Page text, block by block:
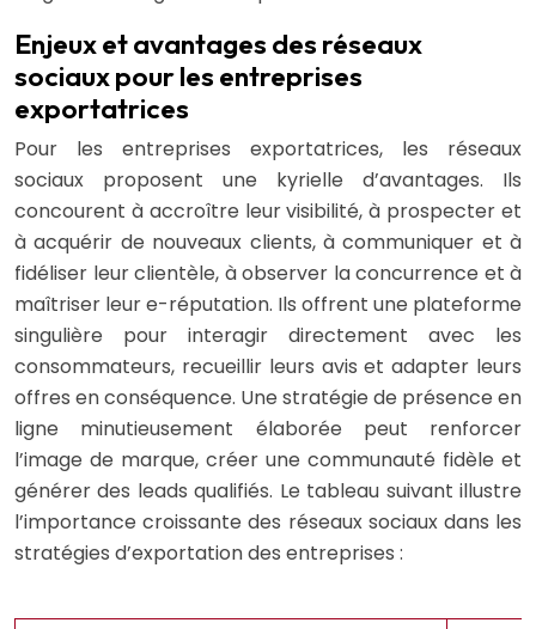
Enjeux et avantages des réseaux
sociaux pour les entreprises
exportatrices
Pour les entreprises exportatrices, les réseaux
sociaux proposent une kyrielle d’avantages. Ils
concourent à accroître leur visibilité, à prospecter et
à acquérir de nouveaux clients, à communiquer et à
fidéliser leur clientèle, à observer la concurrence et à
maîtriser leur e-réputation. Ils offrent une plateforme
singulière pour interagir directement avec les
consommateurs, recueillir leurs avis et adapter leurs
offres en conséquence. Une stratégie de présence en
ligne minutieusement élaborée peut renforcer
l’image de marque, créer une communauté fidèle et
générer des leads qualifiés. Le tableau suivant illustre
l’importance croissante des réseaux sociaux dans les
stratégies d’exportation des entreprises :